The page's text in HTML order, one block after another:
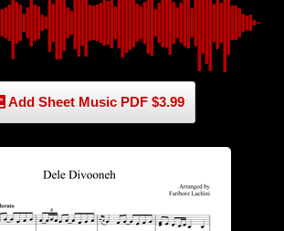
Add Sheet Music PDF $3.99